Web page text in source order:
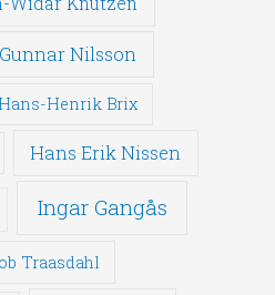
Gunnar Nilsson
Hans-Henrik Brix
Hans Erik Nissen
Ingar Gangås
Traasdahl